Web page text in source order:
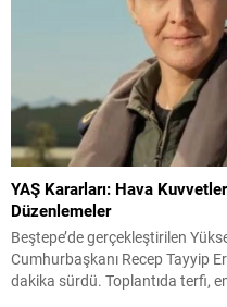
YAŞ Kararları: Hava
Düzenlemeler
Beştepe’de gerçekleştirilen
Cumhurbaşkanı Recep Tayyip
dakika sürdü. Toplantıda terfi,